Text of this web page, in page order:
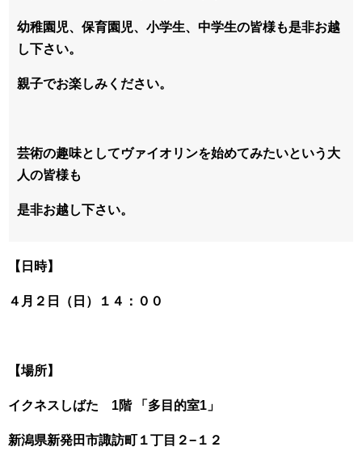
幼稚園児、保育園児、小学生、中学生の皆様も是非お越
し下さい。
親子でお楽しみください。
芸術の趣味としてヴァイオリンを始めてみたいという大
人の皆様も
是非お越し下さい。
【日時】
４月２日（日）１４：００
【場所】
イクネスしばた 1階 「多目的室1」
新潟県新発田市諏訪町１丁目２−１２